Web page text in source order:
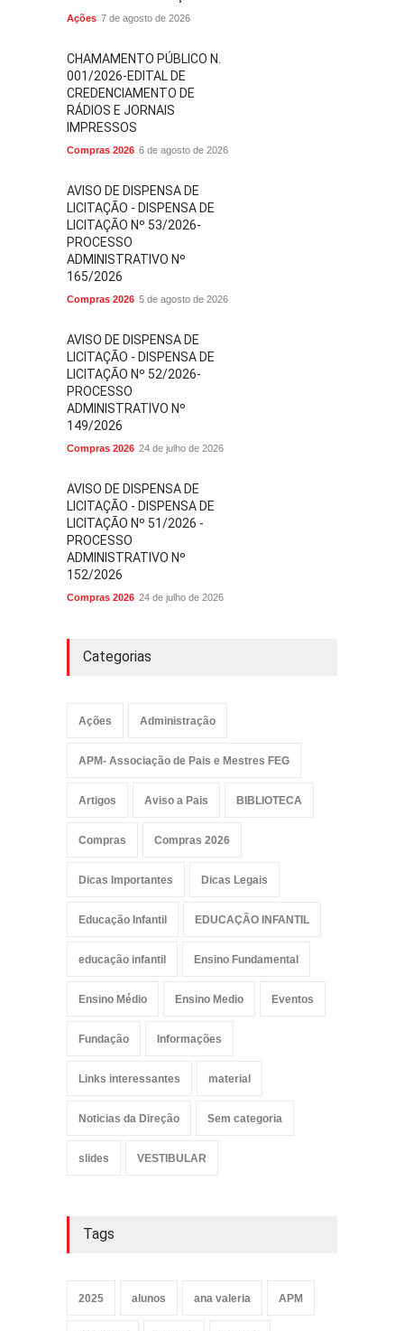
Ações 7 de agosto de 2026
CHAMAMENTO PÚBLICO N.
001/2026-EDITAL DE
CREDENCIAMENTO DE
RÁDIOS E JORNAIS
IMPRESSOS
Compras 2026 6 de agosto de 2026
AVISO DE DISPENSA DE
LICITAÇÃO - DISPENSA DE
LICITAÇÃO Nº 53/2026-
PROCESSO
ADMINISTRATIVO Nº
165/2026
Compras 2026 5 de agosto de 2026
AVISO DE DISPENSA DE
LICITAÇÃO - DISPENSA DE
LICITAÇÃO Nº 52/2026-
PROCESSO
ADMINISTRATIVO Nº
149/2026
Compras 2026 24 de julho de 2026
AVISO DE DISPENSA DE
LICITAÇÃO - DISPENSA DE
LICITAÇÃO Nº 51/2026 -
PROCESSO
ADMINISTRATIVO Nº
152/2026
Compras 2026 24 de julho de 2026
Categorias
Ações Administração
APM- Associação de Pais e Mestres FEG
Artigos Aviso a Pais BIBLIOTECA
Compras Compras 2026
Dicas Importantes Dicas Legais
Educação Infantil EDUCAÇÃO INFANTIL
educação infantil Ensino Fundamental
Ensino Médio Ensino Medio Eventos
Fundação Informações
Links interessantes material
Noticias da Direção Sem categoria
slides VESTIBULAR
Tags
2025 alunos ana valeria APM